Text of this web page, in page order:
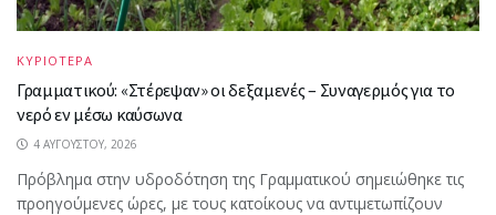
ΚΥΡΙΟΤΕΡΑ
Γραμματικού: «Στέρεψαν» οι δεξαμενές – Συναγερμός για το
νερό εν μέσω καύσωνα
4 ΑΥΓΟΎΣΤΟΥ, 2026
Πρόβλημα στην υδροδότηση της Γραμματικού σημειώθηκε τις
προηγούμενες ώρες, με τους κατοίκους να αντιμετωπίζουν